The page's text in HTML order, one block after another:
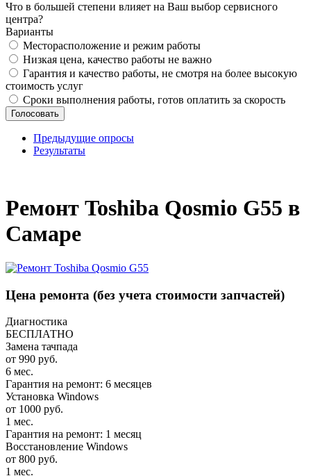
Что в большей степени влияет на Ваш выбор сервисного
центра?
Варианты
Месторасположение и режим работы
Низкая цена, качество работы не важно
Гарантия и качество работы, не смотря на более высокую
стоимость услуг
Сроки выполнения работы, готов оплатить за скорость
Предыдущие опросы
Результаты
Ремонт Toshiba Qosmio G55 в
Самаре
Цена ремонта (без учета стоимости запчастей)
Диагностика
БЕСПЛАТНО
Замена тачпада
от 990 руб.
6 мес.
Гарантия на ремонт: 6 месяцев
Установка Windows
от 1000 руб.
1 мес.
Гарантия на ремонт: 1 месяц
Восстановление Windows
от 800 руб.
1 мес.